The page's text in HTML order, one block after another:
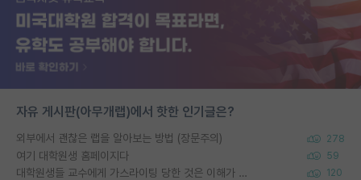
자유 게시판(아무개랩)에서 핫한 인기글은?
외부에서 괜찮은 랩을 알아보는 방법 (장문주의) 278
여기 대학원생 홈페이지다 59
대학원생들 교수에게 가스라이팅 당한 것은 이해가 갑니다. 안타깝네요. 120